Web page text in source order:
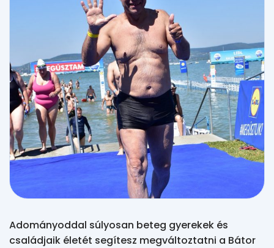
Adományoddal súlyosan beteg gyerekek és
családjaik életét segítesz megváltoztatni a Bátor